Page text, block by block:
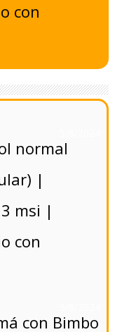
con
normal
|
msi |
con
con Bimbo